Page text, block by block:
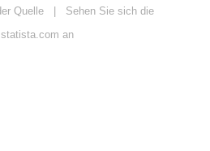
Quelle
Sehen Sie sich die
an